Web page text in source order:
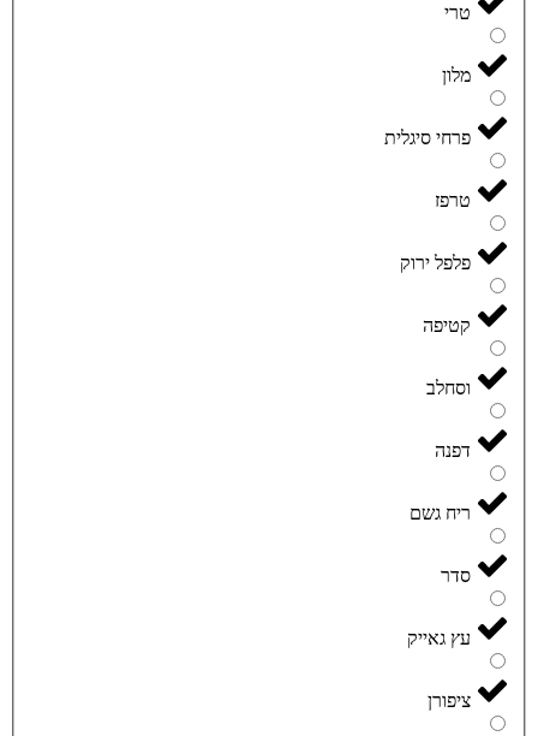
טרי
מלון
פרחי סיגלית
טרפז
פלפל ירוק
קטיפה
וסחלב
דפנה
ריח גשם
סדר
עץ גאייק
ציפורן